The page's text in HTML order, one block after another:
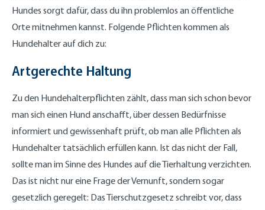
Hundes sorgt dafür, dass du ihn problemlos an öffentliche
Orte mitnehmen kannst. Folgende Pflichten kommen als
Hundehalter auf dich zu:
Artgerechte Haltung
Zu den Hundehalterpflichten zählt, dass man sich schon bevor
man sich einen Hund anschafft, über dessen Bedürfnisse
informiert und gewissenhaft prüft, ob man alle Pflichten als
Hundehalter tatsächlich erfüllen kann. Ist das nicht der Fall,
sollte man im Sinne des Hundes auf die Tierhaltung verzichten.
Das ist nicht nur eine Frage der Vernunft, sondern sogar
gesetzlich geregelt: Das Tierschutzgesetz schreibt vor, dass